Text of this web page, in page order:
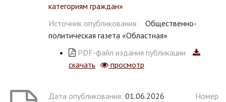
категориям граждан»
Источник опубликования:
Общественно-
политическая газета «Областная»
PDF-файл издания публикации
скачать
просмотр
Дата опубликования: 01.06.2026
Номер